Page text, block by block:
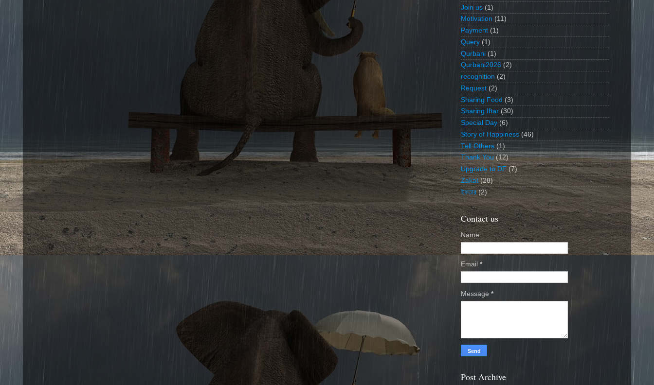
Join us (1)
Motivation (11)
Payment (1)
Query (1)
Qurbani (1)
Qurbani2026 (2)
recognition (2)
Request (2)
Sharing Food (3)
Sharing Iftar (30)
Special Day (6)
Story of Happiness (46)
Tell Others (1)
Thank You (12)
Upgrade to DF (7)
Zakat (28)
ইফতার (2)
Contact us
Name
Email *
Message *
Post Archive